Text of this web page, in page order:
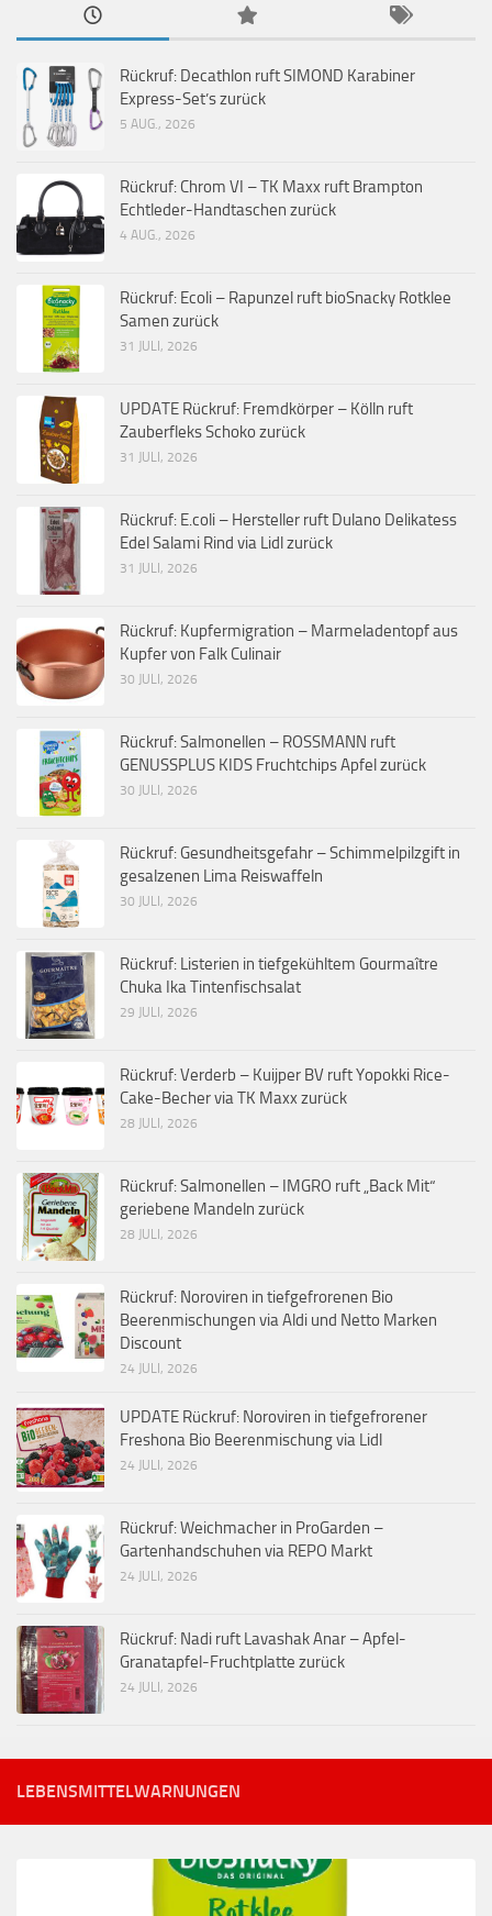
Rückruf: Decathlon ruft SIMOND Karabiner
Express-Set’s zurück
5 AUG., 2026
Rückruf: Chrom VI – TK Maxx ruft Brampton
Echtleder-Handtaschen zurück
4 AUG., 2026
Rückruf: Ecoli – Rapunzel ruft bioSnacky Rotklee
Samen zurück
31 JULI, 2026
UPDATE Rückruf: Fremdkörper – Kölln ruft
Zauberfleks Schoko zurück
31 JULI, 2026
Rückruf: E.coli – Hersteller ruft Dulano Delikatess
Edel Salami Rind via Lidl zurück
31 JULI, 2026
Rückruf: Kupfermigration – Marmeladentopf aus
Kupfer von Falk Culinair
30 JULI, 2026
Rückruf: Salmonellen – ROSSMANN ruft
GENUSSPLUS KIDS Fruchtchips Apfel zurück
30 JULI, 2026
Rückruf: Gesundheitsgefahr – Schimmelpilzgift in
gesalzenen Lima Reiswaffeln
30 JULI, 2026
Rückruf: Listerien in tiefgekühltem Gourmaître
Chuka Ika Tintenfischsalat
29 JULI, 2026
Rückruf: Verderb – Kuijper BV ruft Yopokki Rice-
Cake-Becher via TK Maxx zurück
28 JULI, 2026
Rückruf: Salmonellen – IMGRO ruft „Back Mit“
geriebene Mandeln zurück
28 JULI, 2026
Rückruf: Noroviren in tiefgefrorenen Bio
Beerenmischungen via Aldi und Netto Marken
Discount
24 JULI, 2026
UPDATE Rückruf: Noroviren in tiefgefrorener
Freshona Bio Beerenmischung via Lidl
24 JULI, 2026
Rückruf: Weichmacher in ProGarden –
Gartenhandschuhen via REPO Markt
24 JULI, 2026
Rückruf: Nadi ruft Lavashak Anar – Apfel-
Granatapfel-Fruchtplatte zurück
24 JULI, 2026
LEBENSMITTELWARNUNGEN